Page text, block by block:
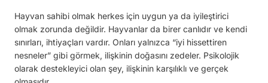
Hayvan sahibi olmak herkes için uygun ya da iyileştirici
olmak zorunda değildir. Hayvanlar da birer canlıdır ve kendi
sınırları, ihtiyaçları vardır. Onları yalnızca “iyi hissettiren
nesneler” gibi görmek, ilişkinin doğasını zedeler. Psikolojik
olarak destekleyici olan şey, ilişkinin karşılıklı ve gerçek